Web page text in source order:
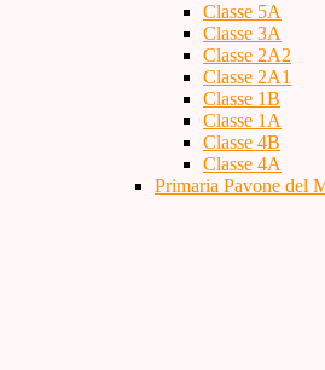
Classe 5A
Classe 3A
Classe 2A2
Classe 2A1
Classe 1B
Classe 1A
Classe 4B
Classe 4A
Primaria Pavone del